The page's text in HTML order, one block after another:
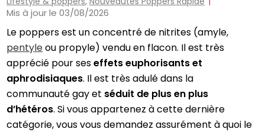
Mis à jour le 03/08/2026
Le poppers est un concentré de nitrites (amyle,
pentyleou propyle) vendu en flacon. Il est très
apprécié pour seseffets euphorisants et
aphrodisiaques. Il est très adulé dans la
communauté gay et séduit de plus en plus
d’hétéros. Si vous appartenez à cette dernière
catégorie, vous vous demandez assurément à quoi le